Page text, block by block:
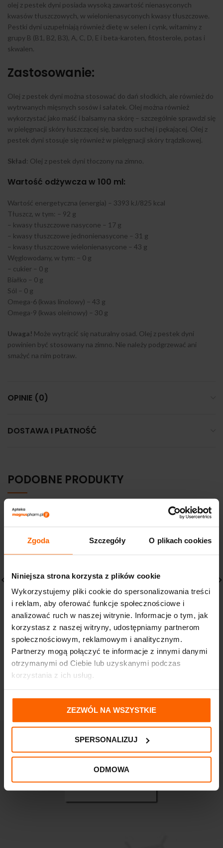
Zgoda Szczegóły O plikach cookies
Niniejsza strona korzysta z plików cookie
Wykorzystujemy pliki cookie do spersonalizowania treści
i reklam, aby oferować funkcje społecznościowe i
analizować ruch w naszej witrynie. Informacje o tym, jak
korzystasz z naszej witryny, udostępniamy partnerom
społecznościowym, reklamowym i analitycznym.
Partnerzy mogą połączyć te informacje z innymi danymi
otrzymanymi od Ciebie lub uzyskanymi podczas
korzystania z ich usług.
ZEZWÓL NA WSZYSTKIE
SPERSONALIZUJ
ODMOWA
olej z pestek dyni posiada wysoką zawartość nienasyconych
kwasów tłuszczowych, w wielonienasyconych kwasy tłuszczowe.
Pestki dyni uzupełniają również dietę w selen i cynk, witaminy z
grupy B (B1, B2, B3), A, C, D, E i beta-karoten, fitosterole, potas i
skwalen.
Zastosowanie:
Olej z pestek dyni można stosować do dań słodkich, ale również do
wytrwanych mięsnych sosów i sałatek. Olej można również
wykorzystać jako maść i balsamy na skórę – szczególnie sprawdzi się
w pielęgnacji skóry łuszczącej się, bardzo suchej i pękającej. Olej z
pestek dyni stosuje się również w pielęgnacji skóry trądzikowej.
Skład: Olej z pestek dyni tłoczony na zimno.
Wartość odżywcza w 100 ml:
Wartość energetyczna (energia) – 3393 kJ/825 kcal
Tłuszcz, w tym: – 92 g
– kwasy tłuszczowe nasycone – 17 g
– kwasy tłuszczowe jednonienasycone – 31 g
– kwasy tłuszczowe wielonienasycone – 43 g
Węglowodany, w tym: – 0 g
– cukier – 0 g
Białko – 0 g
Sól – 0 g
Omega-6 (kwas linolowy) – 43 g
Omega-9 (kwas oleinowy) – 30 g
Uwaga! Może wytrącić się naturalny osad. Olej z pestek dyni
powinien być stosowany na zimno. Nie należy podgrzewać ani
smażyć na nim potraw.
OPINIE (0)
DOSTAWA I PŁATNOŚĆ
PODOBNE PRODUKTY
FARMVIT herbatka liść
melisy 50g
4,30zł
NYDA Plus Płyn przeciw
wszom i gnidom 100ml
39,10zł